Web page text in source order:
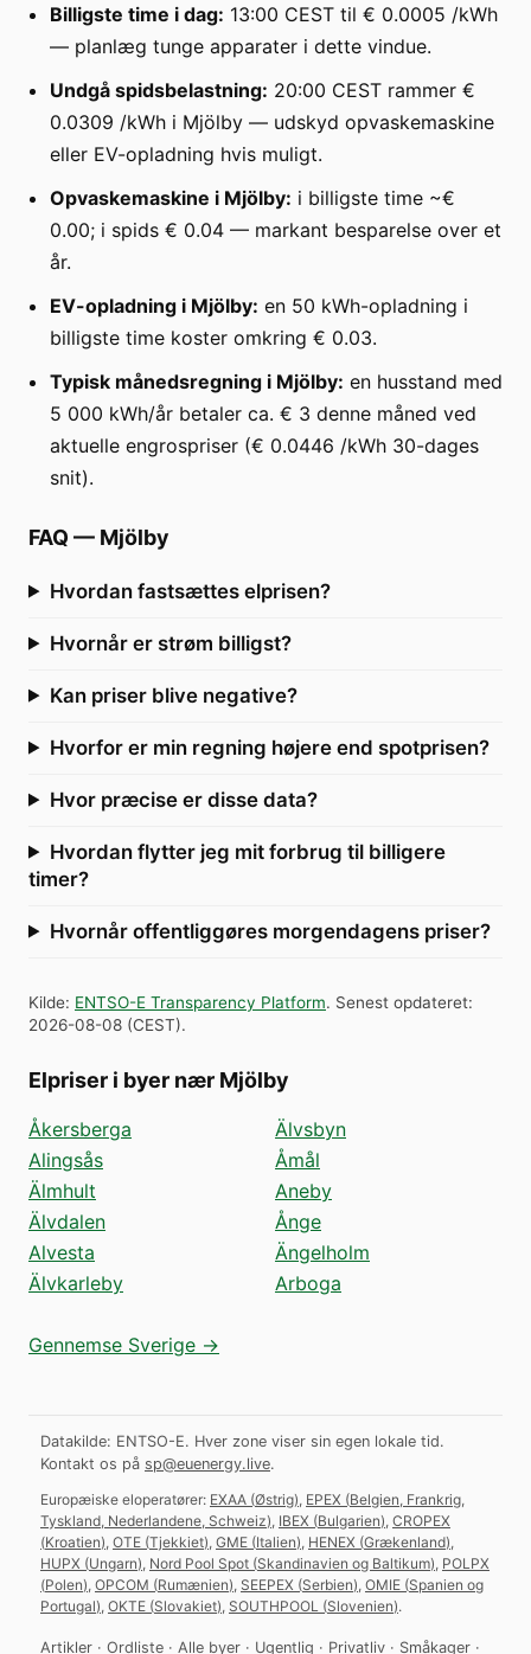
Billigste time i dag: 13:00 CEST til € 0.0005 /kWh
— planlæg tunge apparater i dette vindue.
Undgå spidsbelastning: 20:00 CEST rammer €
0.0309 /kWh i Mjölby — udskyd opvaskemaskine
eller EV-opladning hvis muligt.
Opvaskemaskine i Mjölby: i billigste time ~€
0.00; i spids € 0.04 — markant besparelse over et
år.
EV-opladning i Mjölby: en 50 kWh-opladning i
billigste time koster omkring € 0.03.
Typisk månedsregning i Mjölby: en husstand med
5 000 kWh/år betaler ca. € 3 denne måned ved
aktuelle engrospriser (€ 0.0446 /kWh 30-dages
snit).
FAQ — Mjölby
Hvordan fastsættes elprisen?
Hvornår er strøm billigst?
Kan priser blive negative?
Hvorfor er min regning højere end spotprisen?
Hvor præcise er disse data?
Hvordan flytter jeg mit forbrug til billigere
timer?
Hvornår offentliggøres morgendagens priser?
Kilde: ENTSO-E Transparency Platform. Senest opdateret:
2026-08-08 (CEST).
Elpriser i byer nær Mjölby
Åkersberga
Alingsås
Älmhult
Älvdalen
Alvesta
Älvkarleby
Älvsbyn
Åmål
Aneby
Ånge
Ängelholm
Arboga
Gennemse Sverige →
Datakilde: ENTSO-E. Hver zone viser sin egen lokale tid.
Kontakt os på sp@euenergy.live.
Europæiske eloperatører: EXAA (Østrig) EPEX (Belgien, Frankrig,
Tyskland, Nederlandene, Schweiz) IBEX (Bulgarien) CROPEX
(Kroatien) OTE (Tjekkiet) GME (Italien) HENEX (Grækenland)
HUPX (Ungarn) Nord Pool Spot (Skandinavien og Baltikum) POLPX
(Polen) OPCOM (Rumænien) SEEPEX (Serbien) OMIE (Spanien og
Portugal) OKTE (Slovakiet) SOUTHPOOL (Slovenien).
Artikler · Ordliste · Alle byer · Ugentlig · Privatliv · Småkager ·